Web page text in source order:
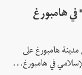
في هامبورغ
هامبورغ على
في هامبورغ...